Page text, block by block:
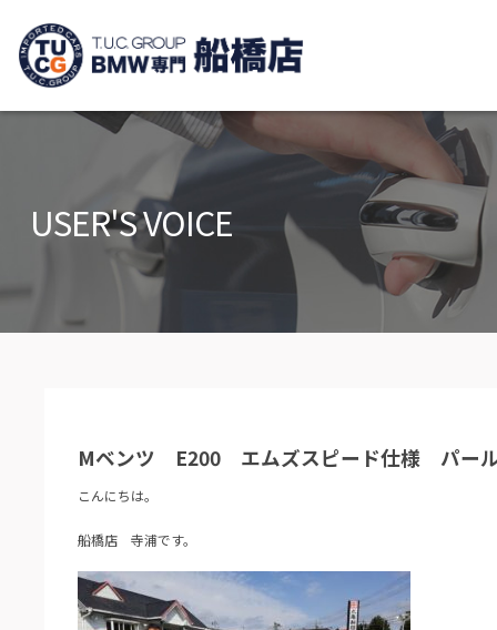
在庫リ
Stock list
保証＆サービス
Warranty and Serivce
アクセ
Special service
オーダ
会社概要
USER'S VOICE
Mベンツ E200 エムズスピード仕様 パール
こんにちは。
船橋店 寺浦です。